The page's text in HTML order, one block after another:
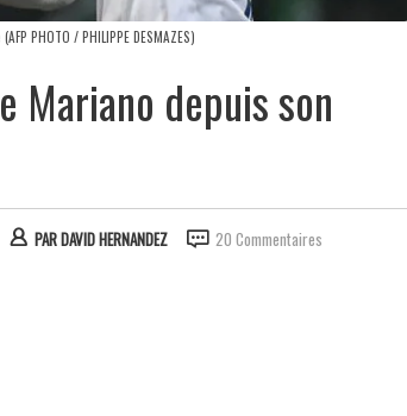
PHOTO / PHILIPPE DESMAZES)
Mariano depuis son
PARDAVID HERNANDEZ 20 Commentaires